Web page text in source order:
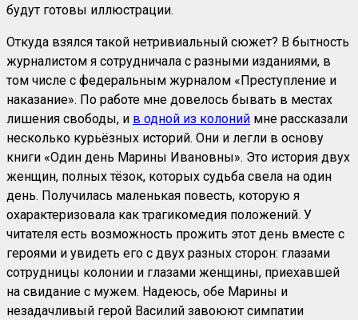
будут готовы иллюстрации.
Откуда взялся такой нетривиальный сюжет? В бытность
журналистом я сотрудничала с разными изданиями, в
том числе с федеральным журналом «Преступление и
наказание». По работе мне довелось бывать в местах
лишения свободы, и в одной из колоний мне рассказали
несколько курьёзных историй. Они и легли в основу
книги «Один день Марины Ивановны». Это история двух
женщин, полных тёзок, которых судьба свела на один
день. Получилась маленькая повесть, которую я
охарактеризовала как трагикомедия положений. У
читателя есть возможность прожить этот день вместе с
героями и увидеть его с двух разных сторон: глазами
сотрудницы колонии и глазами женщины, приехавшей
на свидание с мужем. Надеюсь, обе Марины и
незадачливый герой Василий завоюют симпатии